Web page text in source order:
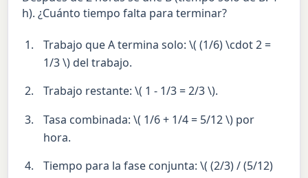
h). ¿Cuánto tiempo falta para terminar?
Trabajo que A termina solo: \( (1/6) \cdot 2 =
1/3 \) del trabajo.
Trabajo restante: \( 1 - 1/3 = 2/3 \).
Tasa combinada: \( 1/6 + 1/4 = 5/12 \) por
hora.
Tiempo para la fase conjunta: \( (2/3) / (5/12)